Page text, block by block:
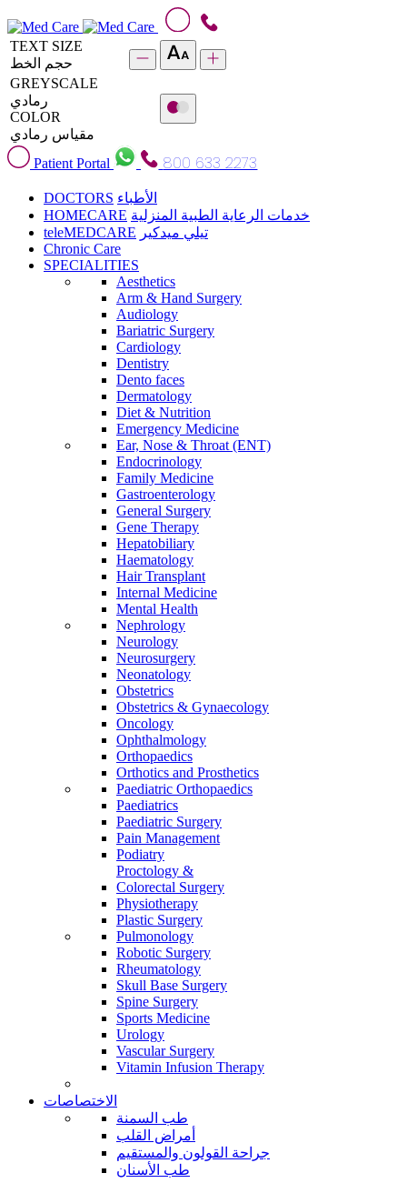
TEXT SIZE
حجم الخط
GREYSCALE
رمادي
COLOR
مقياس رمادي
Patient Portal
800 633 2273
DOCTORS الأطباء
HOMECARE خدمات الرعاية الطبية المنزلية
teleMEDCARE تيلي ميدكير
Chronic Care
SPECIALITIES
Aesthetics
Arm & Hand Surgery
Audiology
Bariatric Surgery
Cardiology
Dentistry
Dento faces
Dermatology
Diet & Nutrition
Emergency Medicine
Ear, Nose & Throat (ENT)
Endocrinology
Family Medicine
Gastroenterology
General Surgery
Gene Therapy
Hepatobiliary
Haematology
Hair Transplant
Internal Medicine
Mental Health
Nephrology
Neurology
Neurosurgery
Neonatology
Obstetrics
Obstetrics & Gynaecology
Oncology
Ophthalmology
Orthopaedics
Orthotics and Prosthetics
Paediatric Orthopaedics
Paediatrics
Paediatric Surgery
Pain Management
Podiatry
Proctology &
Colorectal Surgery
Physiotherapy
Plastic Surgery
Pulmonology
Robotic Surgery
Rheumatology
Skull Base Surgery
Spine Surgery
Sports Medicine
Urology
Vascular Surgery
Vitamin Infusion Therapy
الاختصاصات
طب السمنة
أمراض القلب
جراحة القولون والمستقيم
طب الأسنان